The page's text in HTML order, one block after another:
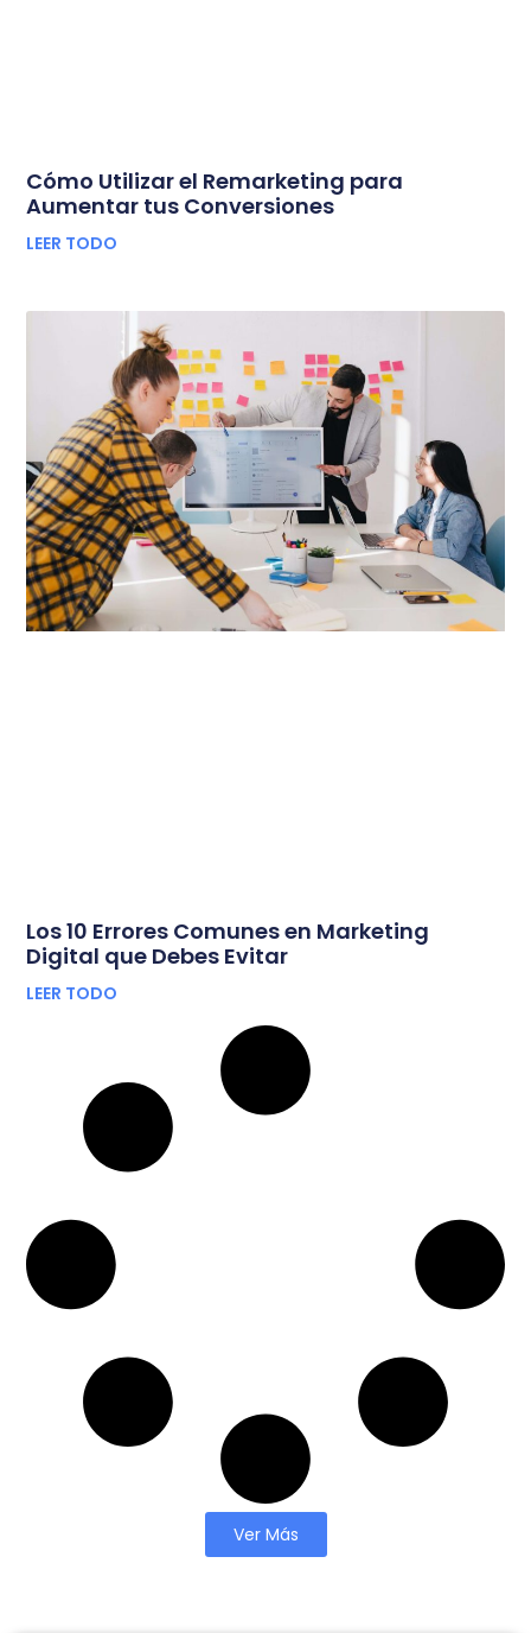
Cómo Utilizar el Remarketing para
Aumentar tus Conversiones
LEER TODO
Los 10 Errores Comunes en Marketing
Digital que Debes Evitar
LEER TODO
Ver Más